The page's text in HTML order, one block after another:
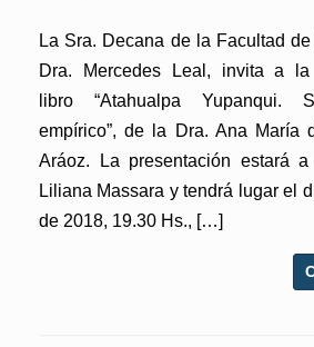
La Sra. Decana de la Facultad
Dra. Mercedes Leal, invita a la
libro “Atahualpa Yupanqui.
empírico”, de la Dra. Ana María
Aráoz. La presentación estará
Liliana Massara y tendrá lugar el
de 2018, 19.30 Hs., […]